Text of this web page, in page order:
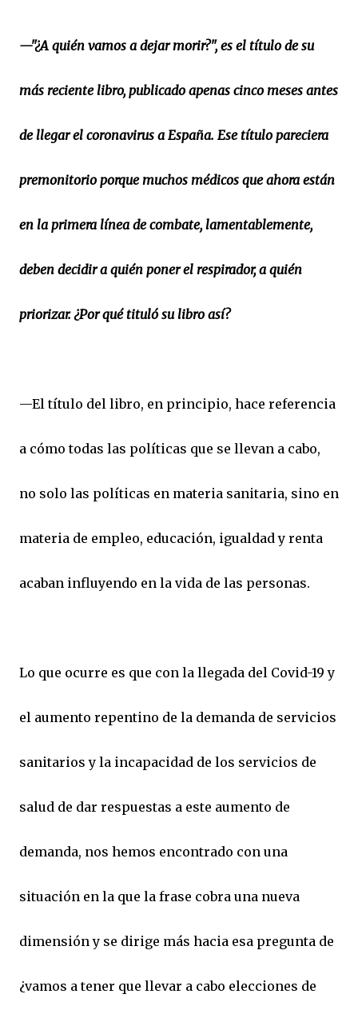
—"¿A quién vamos a dejar morir?", es el título de su
más reciente libro, publicado apenas cinco meses antes
de llegar el coronavirus a España. Ese título pareciera
premonitorio porque muchos médicos que ahora están
en la primera línea de combate, lamentablemente,
deben decidir a quién poner el respirador, a quién
priorizar. ¿Por qué tituló su libro así?
—El título del libro, en principio, hace referencia
a cómo todas las políticas que se llevan a cabo,
no solo las políticas en materia sanitaria, sino en
materia de empleo, educación, igualdad y renta
acaban influyendo en la vida de las personas.
Lo que ocurre es que con la llegada del Covid-19 y
el aumento repentino de la demanda de servicios
sanitarios y la incapacidad de los servicios de
salud de dar respuestas a este aumento de
demanda, nos hemos encontrado con una
situación en la que la frase cobra una nueva
dimensión y se dirige más hacia esa pregunta de
¿vamos a tener que llevar a cabo elecciones de